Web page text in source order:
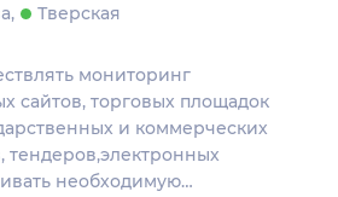
Тверская
мониторинг
сайтов, торговых площадок
и коммерческих
тендеров,электронных
необходимую…